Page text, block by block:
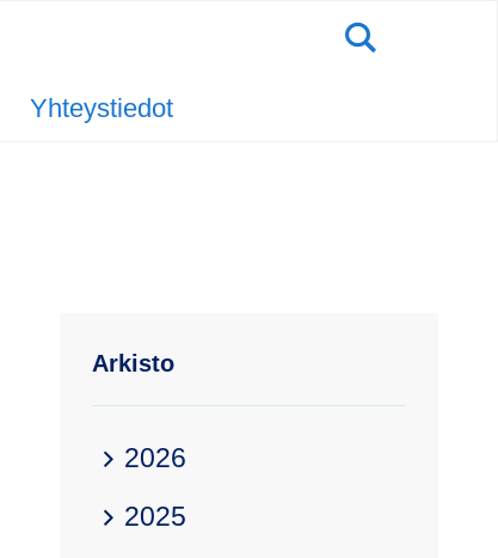
Hae
Yhteystiedot
Arkisto
2026
2025